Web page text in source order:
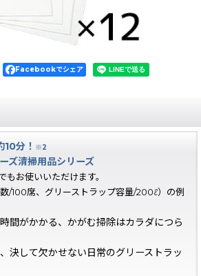
Facebookでシェア
分！ ※2
ズ清掃用品シリーズ
お使いいただけます。
/100席、グリーストラップ容量/200ℓ）の例
間がかかる、かがむ掃除はカラダにつら
決して欠かせない日常のグリーストラッ